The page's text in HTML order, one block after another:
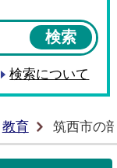
検索について
教育 筑西市の